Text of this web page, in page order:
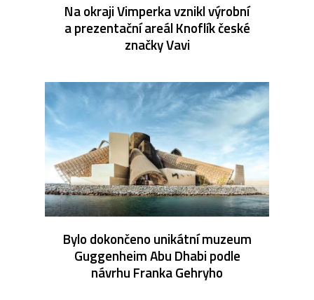
Na okraji Vimperka vznikl výrobní
a prezentační areál Knoflík české
značky Vavi
Bylo dokončeno unikátní muzeum
Guggenheim Abu Dhabi podle
návrhu Franka Gehryho